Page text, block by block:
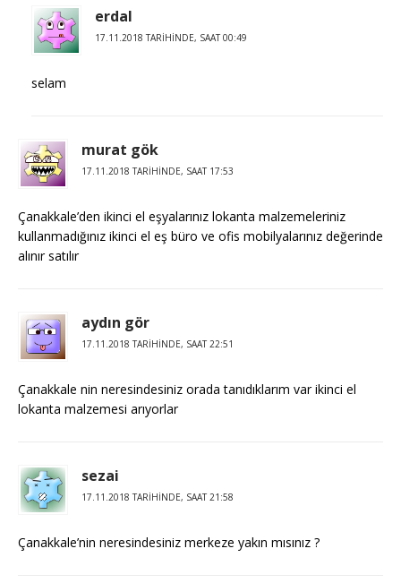
erdal
17.11.2018 TARIHINDE, SAAT 00:49
selam
murat gök
17.11.2018 TARIHINDE, SAAT 17:53
Çanakkale’den ikinci el eşyalarınız lokanta malzemeleriniz
kullanmadığınız ikinci el eş büro ve ofis mobilyalarınız değerinde
alınır satılır
aydın gör
17.11.2018 TARIHINDE, SAAT 22:51
Çanakkale nin neresindesiniz orada tanıdıklarım var ikinci el
lokanta malzemesi arıyorlar
sezai
17.11.2018 TARIHINDE, SAAT 21:58
Çanakkale’nin neresindesiniz merkeze yakın mısınız ?